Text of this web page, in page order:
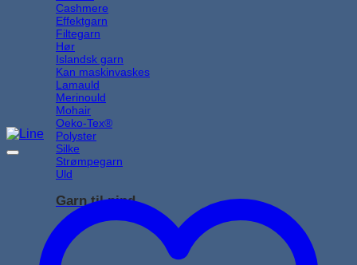
Cashmere
Effektgarn
Filtegarn
Hør
Islandsk garn
Kan maskinvaskes
Lamauld
Merinould
Mohair
Oeko-Tex®
Polyster
Silke
Strømpegarn
Uld
Garn til pind